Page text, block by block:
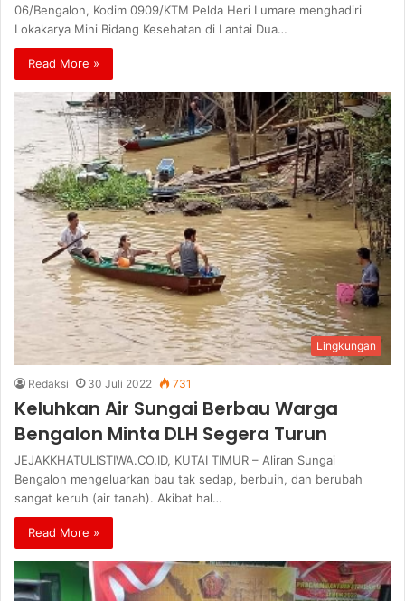
06/Bengalon, Kodim 0909/KTM Pelda Heri Lumare menghadiri
Lokakarya Mini Bidang Kesehatan di Lantai Dua…
Read More »
Lingkungan
Redaksi 30 Juli 2022 731
Keluhkan Air Sungai Berbau Warga
Bengalon Minta DLH Segera Turun
JEJAKKHATULISTIWA.CO.ID, KUTAI TIMUR – Aliran Sungai
Bengalon mengeluarkan bau tak sedap, berbuih, dan berubah
sangat keruh (air tanah). Akibat hal…
Read More »